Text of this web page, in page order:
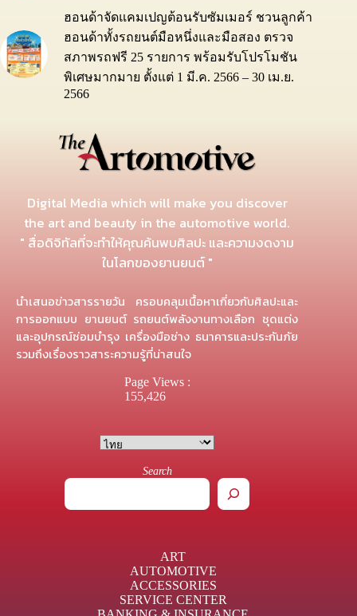
ฮอนด้าจัดแคมเปญต้อนรับซัมเมอร์ ชวนลูกค้า
ฮอนด้าทั้งรถยนต์มือหนึ่งและมือสอง ตรวจ
สภาพรถฟรี 25 รายการ พร้อมรับโปรโมชัน
พิเศษมากมาย ตั้งแต่ 1 มี.ค. 2566 – 30 เม.ย.
2566
Digital Media which will make you discover
the art and beauty in the automotive world.
" สื่อดิจิทัลที่จะทำให้คุณค้นพบศิลปะ และความงดงาม
ในโลกของยานยนต์ "
นำเสนอข่าวสารรายวัน ครอบคลุมเนื้อหาเกี่ยวกับศิลปะและ
การออกแบบ ยานยนต์ รถยนต์พลังงานทางเลือก ชุดแต่ง
และอุปกรณ์ซ่อมบำรุง เครื่องมือช่าง ธนาคารและประกันภัย
รวมถึงเรื่องราวสาระความรู้ที่น่าสนใจ
Page Views :
155,426
Search
ART
AUTOMOTIVE
ACCESSORIES
SERVICE CENTER